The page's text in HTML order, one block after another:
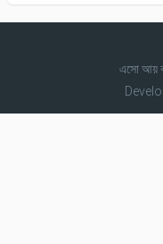
এসো আয়